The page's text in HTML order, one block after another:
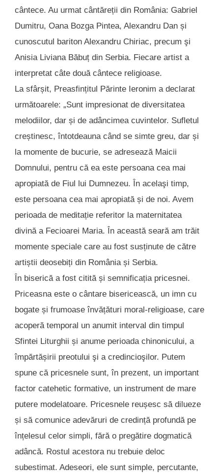
cântece. Au urmat cântăreții din România: Gabriel
Dumitru, Oana Bozga Pintea, Alexandru Dan și
cunoscutul bariton Alexandru Chiriac, precum şi
Anisia Liviana Băbuț din Serbia. Fiecare artist a
interpretat câte două cântece religioase.
La sfârșit, Preasfințitul Părinte Ieronim a declarat
următoarele: „Sunt impresionat de diversitatea
melodiilor, dar și de adâncimea cuvintelor. Sufletul
creștinesc, întotdeauna când se simte greu, dar și
la momente de bucurie, se adresează Maicii
Domnului, pentru că ea este persoana cea mai
apropiată de Fiul lui Dumnezeu. În acelaşi timp,
este persoana cea mai apropiată și de noi. Avem
perioada de meditație referitor la maternitatea
divină a Fecioarei Maria. În această seară am trăit
momente speciale care au fost susținute de către
artiștii deosebiți din România și Serbia.
În biserică a fost citită și semnificația pricesnei.
Priceasna este o cântare bisericească, un imn cu
bogate și frumoase învățături moral-religioase, care
acoperă temporal un anumit interval din timpul
Sfintei Liturghii și anume perioada chinonicului, a
împărtășirii preotului şi a credincioşilor. Putem
spune că pricesnele sunt, în prezent, un important
factor catehetic formative, un instrument de mare
putere modelatoare. Pricesnele reușesc să dilueze
și să comunice adevăruri de credință profundă pe
înțelesul celor simpli, fără o pregătire dogmatică
adâncă. Rostul acestora nu trebuie deloc
subestimat. Adeseori, ele sunt simple, percutante,